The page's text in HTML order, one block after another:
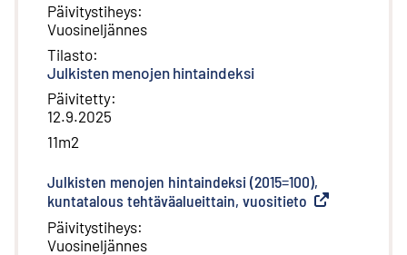
Päivitystiheys:
Vuosineljännes
Tilasto:
Julkisten menojen hintaindeksi
Päivitetty:
12.9.2025
11m2
Julkisten menojen hintaindeksi (2015=100),
kuntatalous tehtäväalueittain, vuositieto Ulkoinen linkki
Päivitystiheys:
Vuosineljännes